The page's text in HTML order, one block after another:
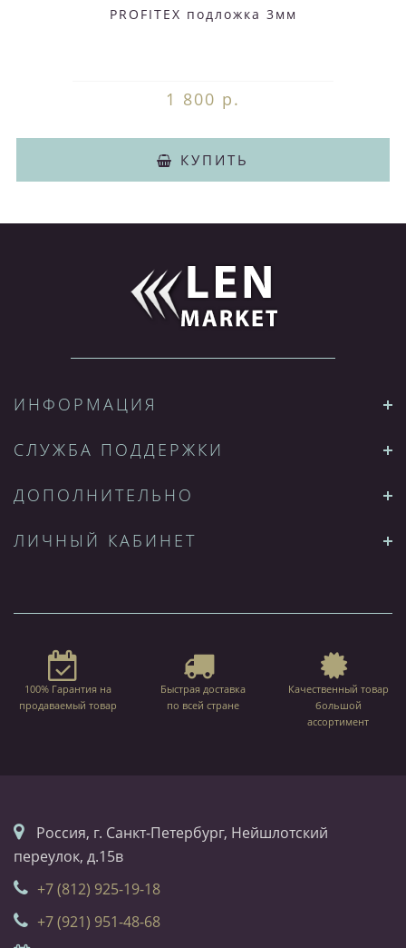
PROFITEX подложка 3мм
1 800 р.
КУПИТЬ
ИНФОРМАЦИЯ
СЛУЖБА ПОДДЕРЖКИ
ДОПОЛНИТЕЛЬНО
ЛИЧНЫЙ КАБИНЕТ
100% Гарантия на
продаваемый товар
Быстрая доставка
по всей стране
Качественный товар
большой
ассортимент
Россия, г. Санкт-Петербург, Нейшлотский
переулок, д.15в
+7 (812) 925-19-18
+7 (921) 951-48-68